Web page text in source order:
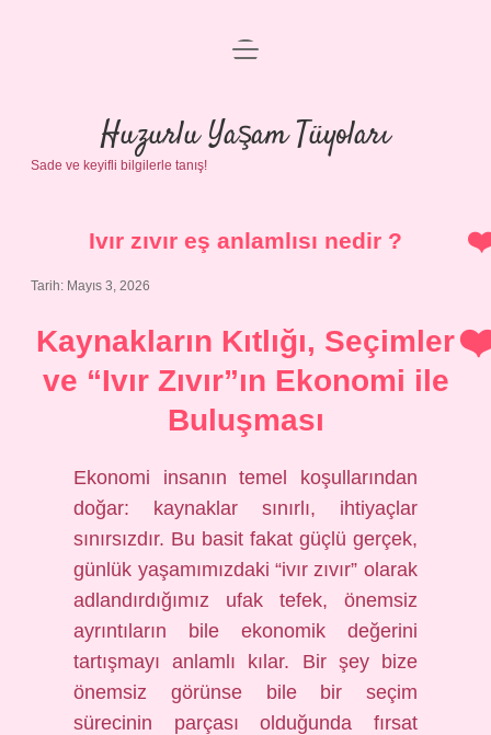
Anasayfa
Gizlilik Politikası
Yasal Uyarı
menüyü
Huzurlu Yaşam Tüyoları
Sade ve keyifli bilgilerle tanış!
Ivır zıvır eş anlamlısı nedir ?
Tarih: Mayıs 3, 2026
Kaynakların Kıtlığı, Seçimler
ve “Ivır Zıvır”ın Ekonomi ile
Buluşması
Ekonomi insanın temel koşullarından
doğar: kaynaklar sınırlı, ihtiyaçlar
sınırsızdır. Bu basit fakat güçlü gerçek,
günlük yaşamımızdaki “ivır zıvır” olarak
adlandırdığımız ufak tefek, önemsiz
ayrıntıların bile ekonomik değerini
tartışmayı anlamlı kılar. Bir şey bize
önemsiz görünse bile bir seçim
sürecinin parçası olduğunda fırsat